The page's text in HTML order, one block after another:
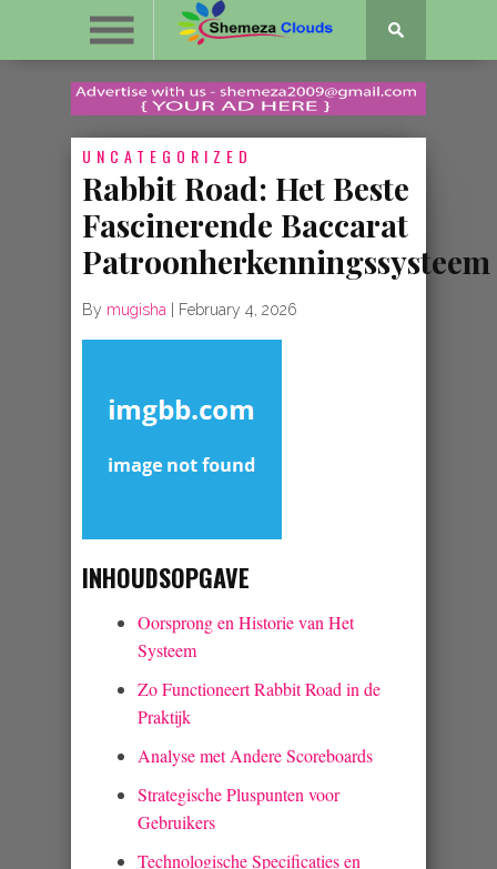
UNCATEGORIZED
Rabbit Road: Het Beste
Fascinerende Baccarat
Patroonherkenningssysteem
By mugisha February 4, 2026
INHOUDSOPGAVE
Oorsprong en Historie van Het
Systeem
Zo Functioneert Rabbit Road in de
Praktijk
Analyse met Andere Scoreboards
Strategische Pluspunten voor
Gebruikers
Technologische Specificaties en